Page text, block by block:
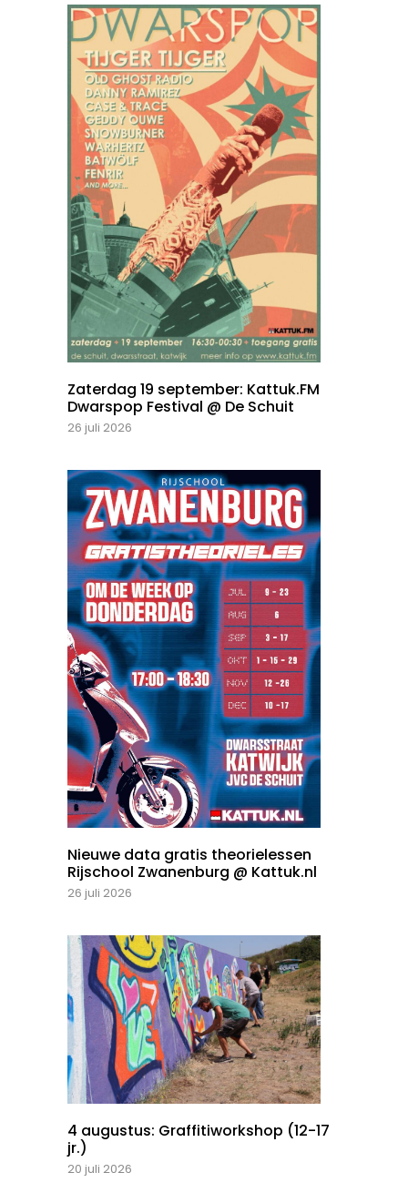
Zaterdag 19 september: Kattuk.FM
Dwarspop Festival @ De Schuit
26 juli 2026
Nieuwe data gratis theorielessen
Rijschool Zwanenburg @ Kattuk.nl
26 juli 2026
4 augustus: Graffitiworkshop (12-17
jr.)
20 juli 2026